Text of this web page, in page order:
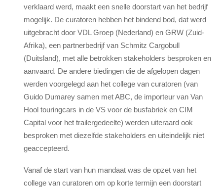
verklaard werd, maakt een snelle doorstart van het bedrijf
mogelijk. De curatoren hebben het bindend bod, dat werd
uitgebracht door VDL Groep (Nederland) en GRW (Zuid-
Afrika), een partnerbedrijf van Schmitz Cargobull
(Duitsland), met alle betrokken stakeholders besproken en
aanvaard. De andere biedingen die de afgelopen dagen
werden voorgelegd aan het college van curatoren (van
Guido Dumarey samen met ABC, de importeur van Van
Hool touringcars in de VS voor de busfabriek en CIM
Capital voor het trailergedeelte) werden uiteraard ook
besproken met diezelfde stakeholders en uiteindelijk niet
geaccepteerd.
Vanaf de start van hun mandaat was de opzet van het
college van curatoren om op korte termijn een doorstart